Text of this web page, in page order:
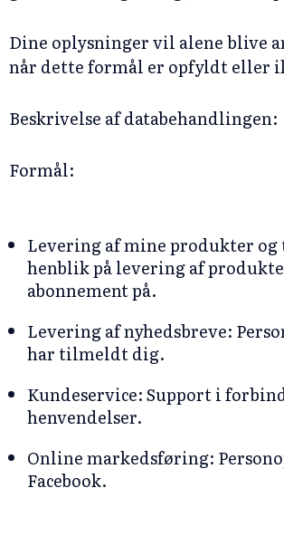
Dine oplysninger vil alene blive
når dette formål er opfyldt eller
Beskrivelse af databehandlingen:
Formål:
Levering af mine produkter
henblik på levering af
abonnement på.
Levering af nyhedsbreve:
har tilmeldt dig.
Kundeservice: Support i
henvendelser.
Online markedsføring:
Facebook.